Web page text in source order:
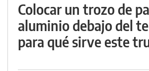
Colocar un trozo de
aluminio debajo del
para qué sirve este